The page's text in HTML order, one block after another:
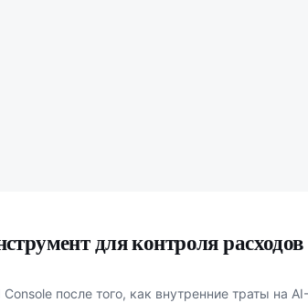
для контроля расходов
после того, как внутренние траты на